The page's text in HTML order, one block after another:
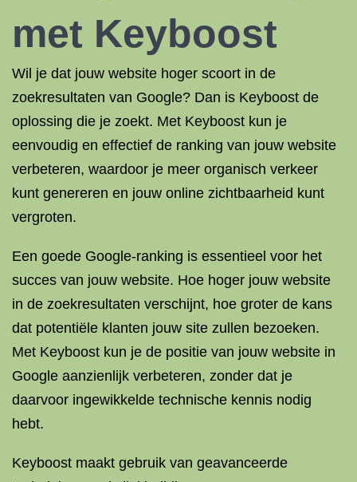
met Keyboost
Wil je dat jouw website hoger scoort in de
zoekresultaten van Google? Dan is Keyboost de
oplossing die je zoekt. Met Keyboost kun je
eenvoudig en effectief de ranking van jouw website
verbeteren, waardoor je meer organisch verkeer
kunt genereren en jouw online zichtbaarheid kunt
vergroten.
Een goede Google-ranking is essentieel voor het
succes van jouw website. Hoe hoger jouw website
in de zoekresultaten verschijnt, hoe groter de kans
dat potentiële klanten jouw site zullen bezoeken.
Met Keyboost kun je de positie van jouw website in
Google aanzienlijk verbeteren, zonder dat je
daarvoor ingewikkelde technische kennis nodig
hebt.
Keyboost maakt gebruik van geavanceerde